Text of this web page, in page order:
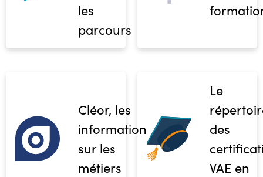
les
parcours
Cléor, les
informations
sur les
métiers
Le
des
VAE en